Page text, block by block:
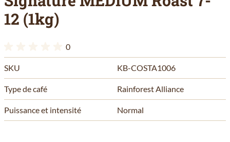
12 (1kg)
0
SKU KB-COSTA1006
Type de café Rainforest Alliance
Puissance et intensité Normal